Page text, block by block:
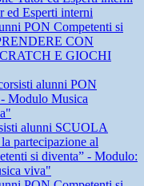
ed Esperti interni
PON Competenti si
CON
E GIOCHI
alunni PON
Modulo Musica
alunni SCUOLA
partecipazione al
si diventa” - Modulo:
viva"